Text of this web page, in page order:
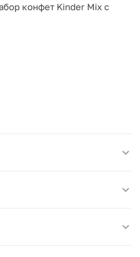
конфет Kinder Mix с